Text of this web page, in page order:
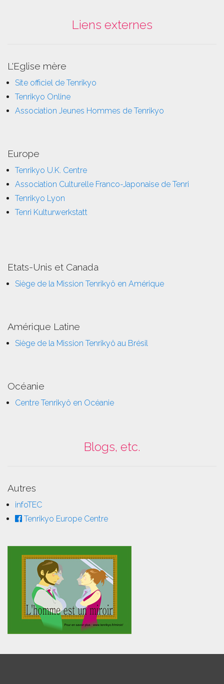
Liens externes
L'Eglise mère
Site officiel de Tenrikyo
Tenrikyo Online
Association Jeunes Hommes de Tenrikyo
Europe
Tenrikyo U.K. Centre
Association Culturelle Franco-Japonaise de Tenri
Tenrikyo Lyon
Tenri Kulturwerkstatt
Etats-Unis et Canada
Siège de la Mission Tenrikyô en Amérique
Amérique Latine
Siège de la Mission Tenrikyô au Brésil
Océanie
Centre Tenrikyô en Océanie
Blogs, etc.
Autres
infoTEC
Tenrikyo Europe Centre